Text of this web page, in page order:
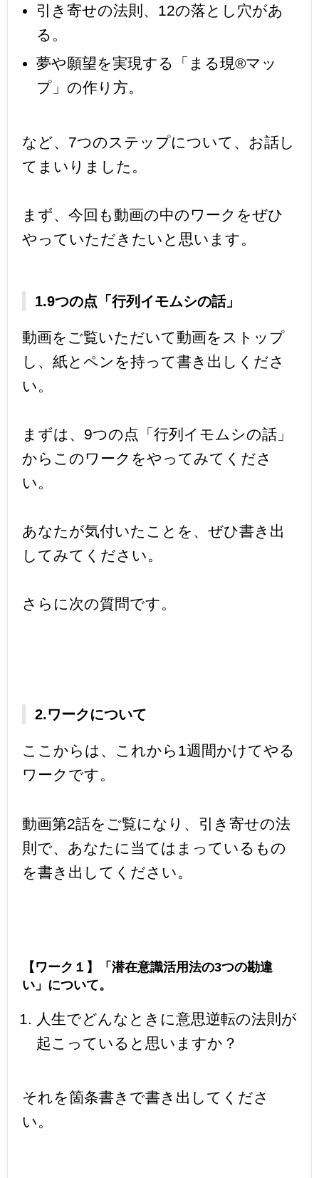
引き寄せの法則、12の落とし穴があ
る。
夢や願望を実現する「まる現®マッ
プ」の作り方。
など、7つのステップについて、お話し
てまいりました。
まず、今回も動画の中のワークをぜひ
やっていただきたいと思います。
1.9つの点「行列イモムシの話」
動画をご覧いただいて動画をストップ
し、紙とペンを持って書き出しくださ
い。
まずは、9つの点「行列イモムシの話」
からこのワークをやってみてくださ
い。
あなたが気付いたことを、ぜひ書き出
してみてください。
さらに次の質問です。
2.ワークについて
ここからは、これから1週間かけてやる
ワークです。
動画第2話をご覧になり、引き寄せの法
則で、あなたに当てはまっているもの
を書き出してください。
【ワーク１】「潜在意識活用法の3つの勘違
い」について。
人生でどんなときに意思逆転の法則が
起こっていると思いますか？
それを箇条書きで書き出してくださ
い。